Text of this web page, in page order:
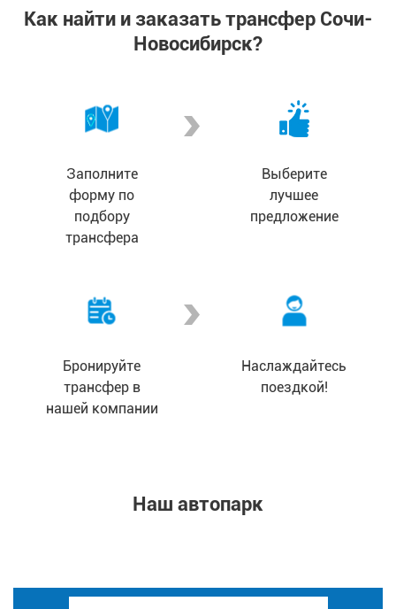
Как найти и заказать трансфер Сочи-
Новосибирск?
Заполните
форму по
подбору
трансфера
Выберите
лучшее
предложение
Бронируйте
трансфер в
нашей компании
Наслаждайтесь
поездкой!
Наш автопарк